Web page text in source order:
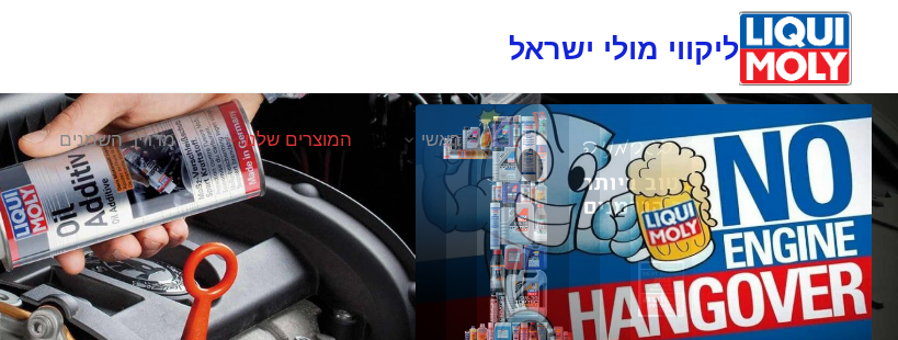
ליקווי מולי ישראל
לתוכן
ראשי המוצרים שלנו מדריך השמנים